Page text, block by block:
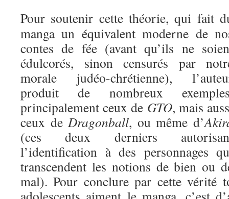
Pour soutenir cette théorie, qui fait
manga un équivalent moderne de
contes de fée (avant qu’ils ne
édulcorés, sinon censurés par
morale judéo-chrétienne),
produit de nombreux
principalement ceux de GTO, mais
ceux deDragonball, ou même d’
(ces deux derniers
l’identification à des personnages
transcendent les notions de bien ou
mal). Pour conclure par cette vérité